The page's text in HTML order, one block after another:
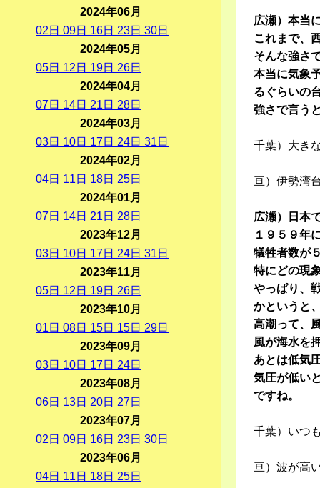
広瀬）本当
これまで、
そんな強さ
本当に気象
るぐらいの
強さで言う
千葉）大き
亘）伊勢湾
広瀬）日本
１９５９年
犠牲者数が
特にどの現
やっぱり、
かというと
高潮って、
風が海水を
あとは低気
気圧が低い
ですね。
千葉）いつ
亘）波が高
2024年06月
02 日 09日 16日 23日 30日
2024年05月
05日 12 日 19日 26日
2024年04月
07日 14日 21 日 28日
2024年03月
03日 10日 17日 24日 31 日
2024年02月
04日 11 日 18日 25日
2024年01月
07日 14日 21 日 28日
2023年12月
03日 10日 17日 24日 31 日
2023年11月
05日 12 日 19日 26日
2023年10月
01 日 08日 15日 15日 29日
2023年09月
03日 10日 17日 24日
2023年08月
06日 13日 20日 27日
2023年07月
02 日 09日 16日 23日 30日
2023年06月
04日 11 日 18日 25日